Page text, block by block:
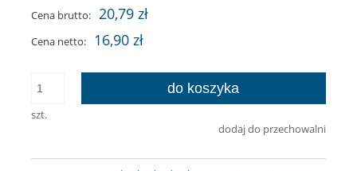
Cena brutto: 20,79 zł
Cena netto: 16,90 zł
szt.
do koszyka
dodaj do przechowalni